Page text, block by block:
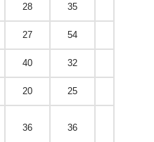
28 35
27 54
40 32
20 25
36 36